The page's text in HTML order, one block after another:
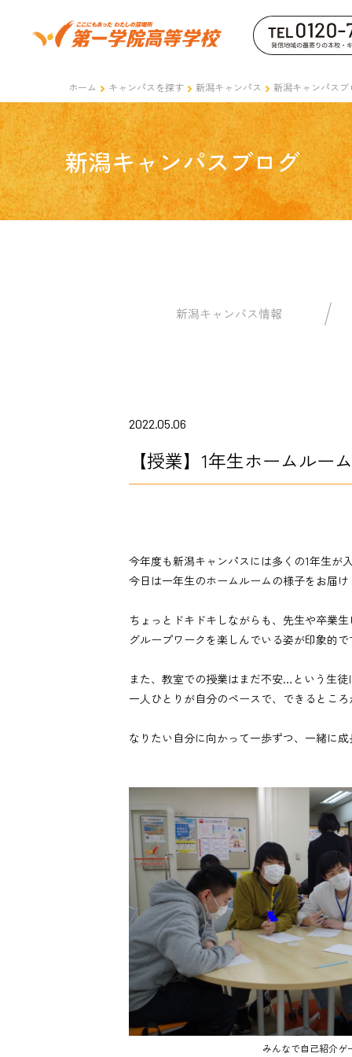
ホーム キャンパスを探す 新潟キャンパス 新潟キャンパスブ
新潟キャンパスブログ
新潟キャンパス情報
2022.05.06
【授業】1年生ホームルー
今年度も新潟キャンパスには多くの1年生が
今日は一年生のホームルームの様子をお届け
ちょっとドキドキしながらも、先生や卒業
グループワークを楽しんでいる姿が印象的
また、教室での授業はまだ不安…という生
一人ひとりが自分のペースで、できるとこ
なりたい自分に向かって一歩ずつ、一緒に
みんなで自己紹介